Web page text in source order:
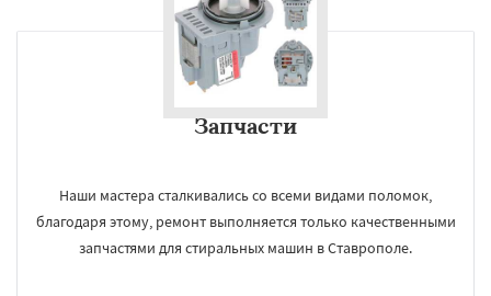
Запчасти
Наши мастера сталкивались со всеми видами поломок,
благодаря этому, ремонт выполняется только качественными
запчастями для стиральных машин в Ставрополе.